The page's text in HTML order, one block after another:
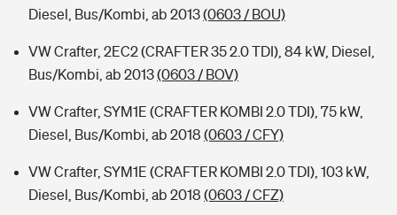
Diesel, Bus/Kombi, ab 2013(0603 / BOU)
VW Crafter, 2EC2 (CRAFTER 35 2.0 TDI), 84 kW, Diesel,
Bus/Kombi, ab 2013(0603 / BOV)
VW Crafter, SYM1E (CRAFTER KOMBI 2.0 TDI), 75 kW,
Diesel, Bus/Kombi, ab 2018 (0603 / CFY)
VW Crafter, SYM1E (CRAFTER KOMBI 2.0 TDI), 103 kW,
Diesel, Bus/Kombi, ab 2018 (0603 / CFZ)